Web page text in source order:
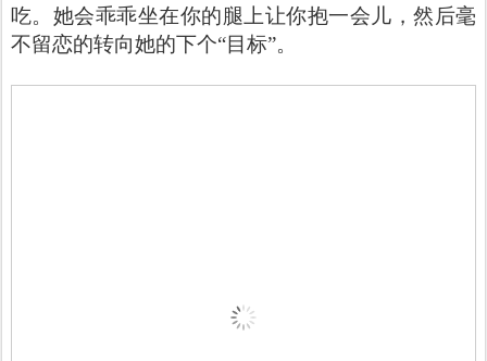
吃。她会乖乖坐在你的腿上让你抱一会儿，然后毫
不留恋的转向她的下个“目标”。